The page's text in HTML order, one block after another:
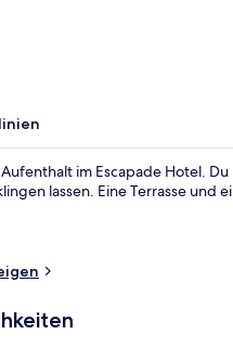
im Escapade Hotel.
lassen. Eine Terrasse und